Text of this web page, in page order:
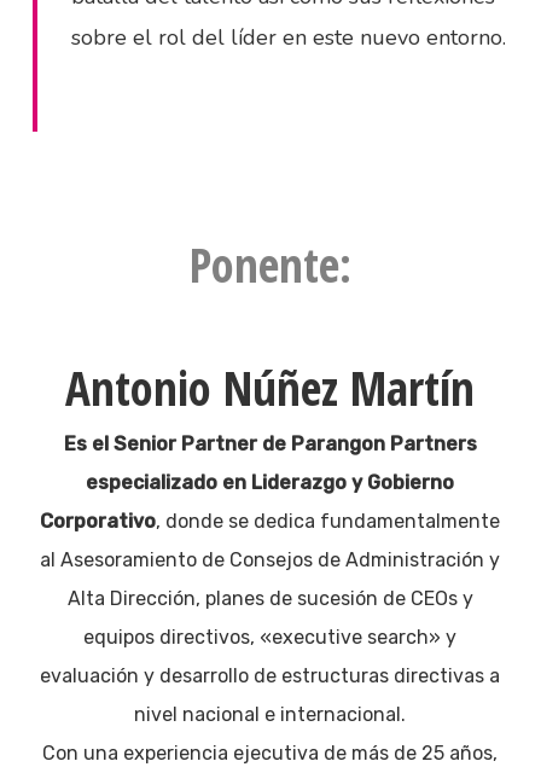
sobre el rol del líder en este nuevo entorno.
Ponente:
Antonio Núñez Martín
Es el Senior Partner de Parangon Partners
especializado en Liderazgo y Gobierno
Corporativo, donde se dedica fundamentalmente
al Asesoramiento de Consejos de Administración y
Alta Dirección, planes de sucesión de CEOs y
equipos directivos, «executive search» y
evaluación y desarrollo de estructuras directivas a
nivel nacional e internacional.
Con una experiencia ejecutiva de más de 25 años,